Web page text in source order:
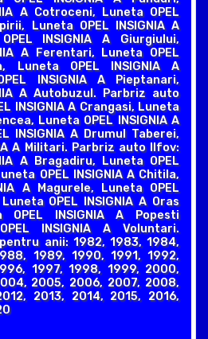
A Cotroceni, Luneta OPEL
Luneta OPEL INSIGNIA A
INSIGNIA A Giurgiului,
A Ferentari, Luneta OPEL
Luneta OPEL INSIGNIA A
INSIGNIA A Pieptanari,
A Autobuzul. Parbriz auto
INSIGNIA A Crangasi, Luneta
Luneta OPEL INSIGNIA A
INSIGNIA A Drumul Taberei,
A Militari. Parbriz auto Ilfov:
A Bragadiru, Luneta OPEL
OPEL INSIGNIA A Chitila,
A Magurele, Luneta OPEL
OPEL INSIGNIA A Oras
OPEL INSIGNIA A Popesti
INSIGNIA A Voluntari.
anii: 1982, 1983, 1984,
1989, 1990, 1991, 1992,
1997, 1998, 1999, 2000,
2005, 2006, 2007, 2008,
2013, 2014, 2015, 2016,